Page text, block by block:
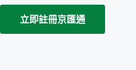
立即註冊京匯通